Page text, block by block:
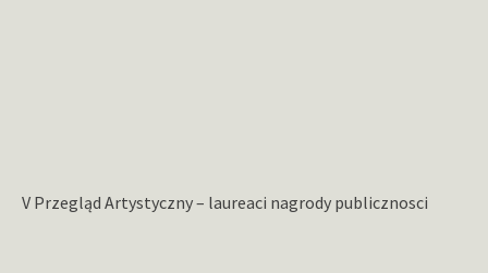
V Przegląd Artystyczny – laureaci nagrody publicznosci